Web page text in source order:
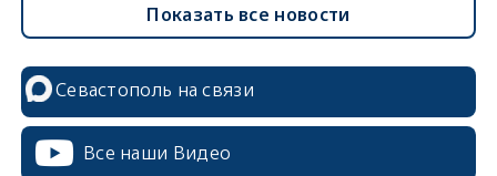
Показать все новости
Севастополь на связи
Все наши Видео